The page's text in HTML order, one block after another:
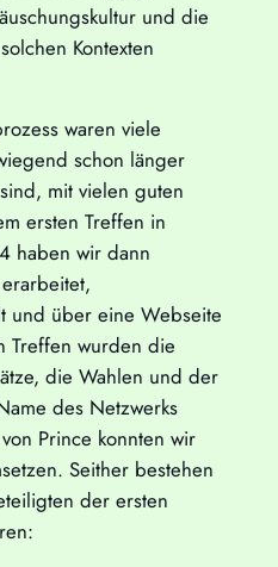
und die
Kontexten
waren viele
schon länger
mit vielen guten
ersten Treffen in
haben wir dann
und über eine Webseite
Treffen wurden die
die Wahlen und der
des Netzwerks
Prince konnten wir
Seither bestehen
der ersten